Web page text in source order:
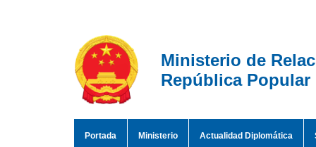
Ministerio de
República Popular
Portada Ministerio Actualidad Diplomática